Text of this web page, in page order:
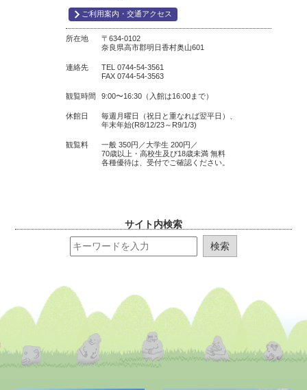
ご利用案内・交通アクセス
所在地
〒634-0102
奈良県高市郡明日香村奥山601
連絡先
TEL 0744-54-3561
FAX 0744-54-3563
観覧時間 9:00〜16:30（入館は16:00まで）
休館日
毎週月曜日（祝日と重なれば翌平日）、
年末年始(R8/12/23～R9/1/3)
観覧料
一般 350円／大学生 200円／
70歳以上・高校生及び18歳未満 無料
各種優待は、受付でご確認ください。
サイト内検索